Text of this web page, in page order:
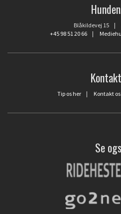
Blåkildevej 15 |
+45 98 51 20 66|
Tip os her | Kontakt os
Se